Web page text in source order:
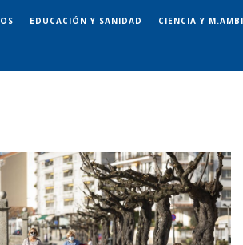
EDUCACIÓN Y SANIDAD CIENCIA Y